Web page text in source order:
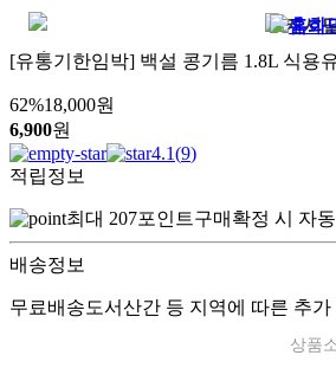
[유통기한임박] 백설 콩기름 1.8L 식용
62%18,000원
6,900원
4.1(9)
적립정보
최대 207포인트구매확정 시 자
배송정보
무료배송도서산간 등 지역에 따른 추
상품